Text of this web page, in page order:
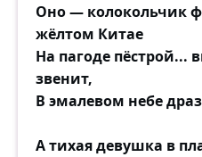
Оно — колокольчик
жёлтом Китае
На пагоде пёстрой...
звенит,
В эмалевом небе
А тихая девушка в